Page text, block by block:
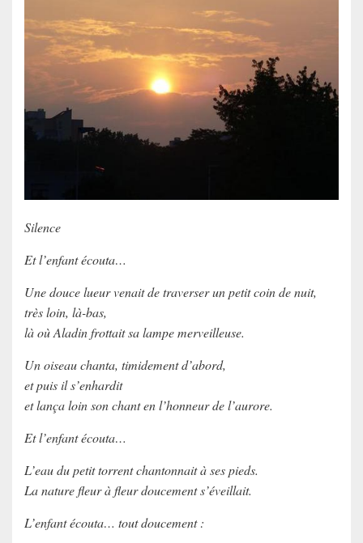
Silence
Et l’enfant écouta…
Une douce lueur venait de traverser un petit coin de nuit,
très loin, là-bas,
là où Aladin frottait sa lampe merveilleuse.
Un oiseau chanta, timidement d’abord,
et puis il s’enhardit
et lança loin son chant en l’honneur de l’aurore.
Et l’enfant écouta…
L’eau du petit torrent chantonnait à ses pieds.
La nature fleur à fleur doucement s’éveillait.
L’enfant écouta… tout doucement :